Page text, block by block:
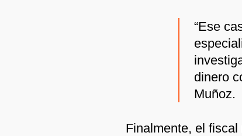
“Ese
dinero
Muñoz.
Finalmente, el